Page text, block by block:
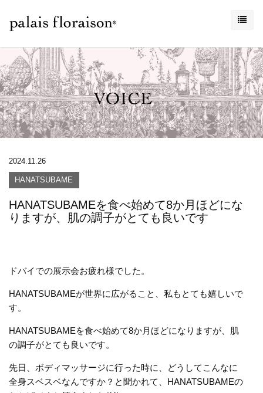
2024.11.26
HANATSUBAME
HANATSUBAMEを食べ始めて8か月ほどにな
りますが、肌の調子がとても良いです
ドバイでの展示会お疲れ様でした。
HANATSUBAMEが世界に広がること、私もとても嬉しいで
す。
HANATSUBAMEを食べ始めて8か月ほどになりますが、肌
の調子がとても良いです。
先日、ボディマッサージに行った時に、どうしてこんなに
全身スベスベなんですか？と聞かれて、HANATSUBAMEの